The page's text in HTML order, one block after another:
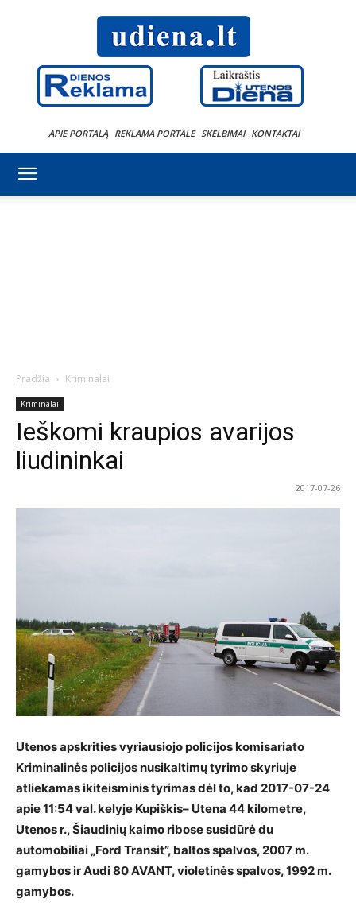
APIE PORTALĄ REKLAMA PORTALE SKELBIMAI KONTAKTAI
Pradžia Kriminalai
Kriminalai
Ieškomi kraupios avarijos
liudininkai
2017-07-26
Utenos apskrities vyriausiojo policijos komisariato
Kriminalinės policijos nusikaltimų tyrimo skyriuje
atliekamas ikiteisminis tyrimas dėl to, kad 2017-07-24
apie 11:54 val. kelyje Kupiškis– Utena 44 kilometre,
Utenos r., Šiaudinių kaimo ribose susidūrė du
automobiliai „Ford Transit”, baltos spalvos, 2007 m.
gamybos ir Audi 80 AVANT, violetinės spalvos, 1992 m.
gamybos.